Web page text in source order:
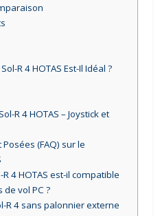
R 4 HOTAS Est-Il Idéal ?
R 4 HOTAS – Joystick et
(FAQ) sur le
4 HOTAS est-il compatible
vol PC ?
R 4 sans palonnier externe